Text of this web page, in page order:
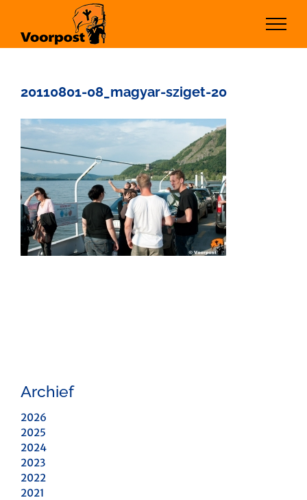
inhoud
20110801-08_magyar-sziget-20
Archief
2026
2025
2024
2023
2022
2021